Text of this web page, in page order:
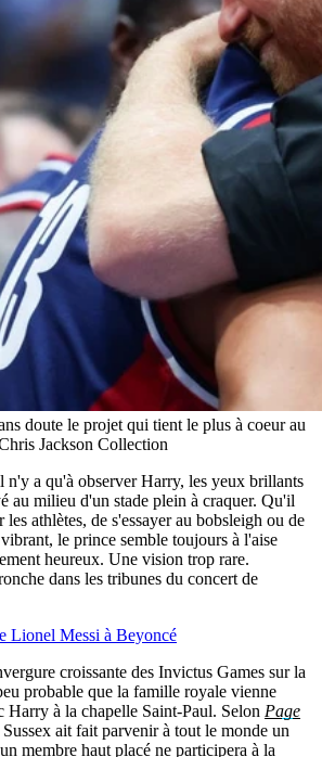
doute le projet qui tient le plus à coeur au
Jackson Collection
n'y a qu'à observer Harry, les yeux brillants
au milieu d'un stade plein à craquer. Qu'il
athlètes, de s'essayer au bobsleigh ou de
le prince semble toujours à l'aise
heureux. Une vision trop rare.
dans les tribunes du concert de
Lionel Messi à Beyoncé
croissante des Invictus Games sur la
probable que la famille royale vienne
Harry à la chapelle Saint-Paul. Selon Page
ait fait parvenir à tout le monde un
membre haut placé ne participera à la